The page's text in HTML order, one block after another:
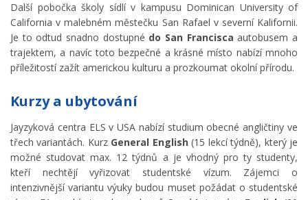
Další pobočka školy sídlí v kampusu Dominican University of
California v malebném městečku San Rafael v severní Kalifornii.
Je to odtud snadno dostupné do San Francisca autobusem a
trajektem, a navíc toto bezpečné a krásné místo nabízí mnoho
příležitostí zažít americkou kulturu a prozkoumat okolní přírodu.
Kurzy a ubytování
Jayzyková centra ELS v USA nabízí studium obecné angličtiny ve
třech variantách. Kurz General English (15 lekcí týdně), který je
možné studovat max. 12 týdnů a je vhodný pro ty studenty,
kteří nechtějí vyřizovat studentské vízum. Zájemci o
intenzivnější variantu výuky budou muset požádat o studentské